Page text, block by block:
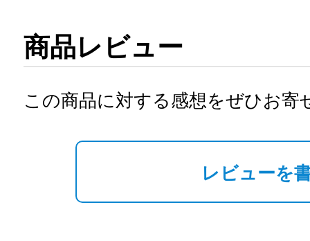
商品レビュー
この商品に対する感想をぜひお寄
レビューを